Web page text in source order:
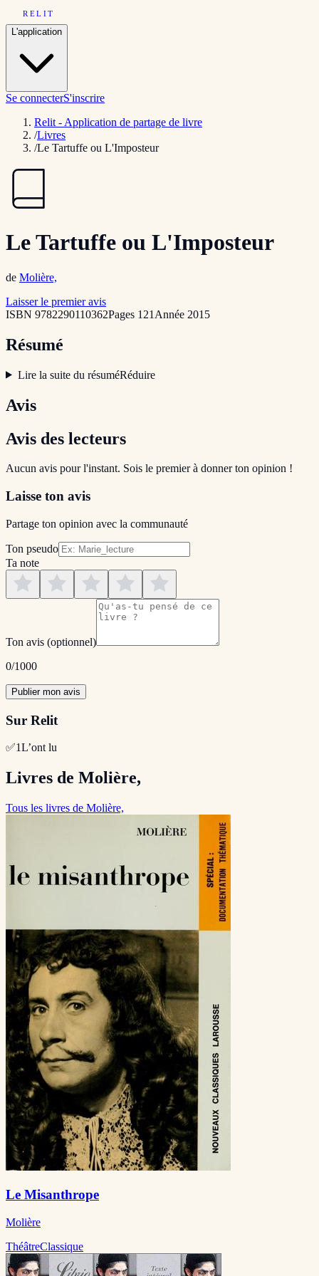
RELIT
L'application
Se connecterS'inscrire
Relit - Application de partage de livre
/Livres
/Le Tartuffe ou L'Imposteur
Le Tartuffe ou L'Imposteur
de Molière,
Laisser le premier avis
ISBN 9782290110362Pages 121 Année 2015
Résumé
Lire la suite du résuméRéduire
Avis
Avis des lecteurs
Aucun avis pour l'instant. Sois le premier à donner ton opinion !
Laisse ton avis
Partage ton opinion avec la communauté
Ton pseudo
Ta note
Ton avis (optionnel)
0/1000
Publier mon avis
Sur Relit
✅1L’ont lu
Livres de Molière,
Tous les livres de Molière,
Le Misanthrope
Molière
ThéâtreClassique